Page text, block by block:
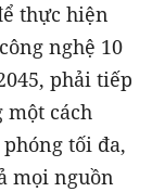
thực hiện
nghệ 10
phải tiếp
một cách
tối đa,
mọi nguồn